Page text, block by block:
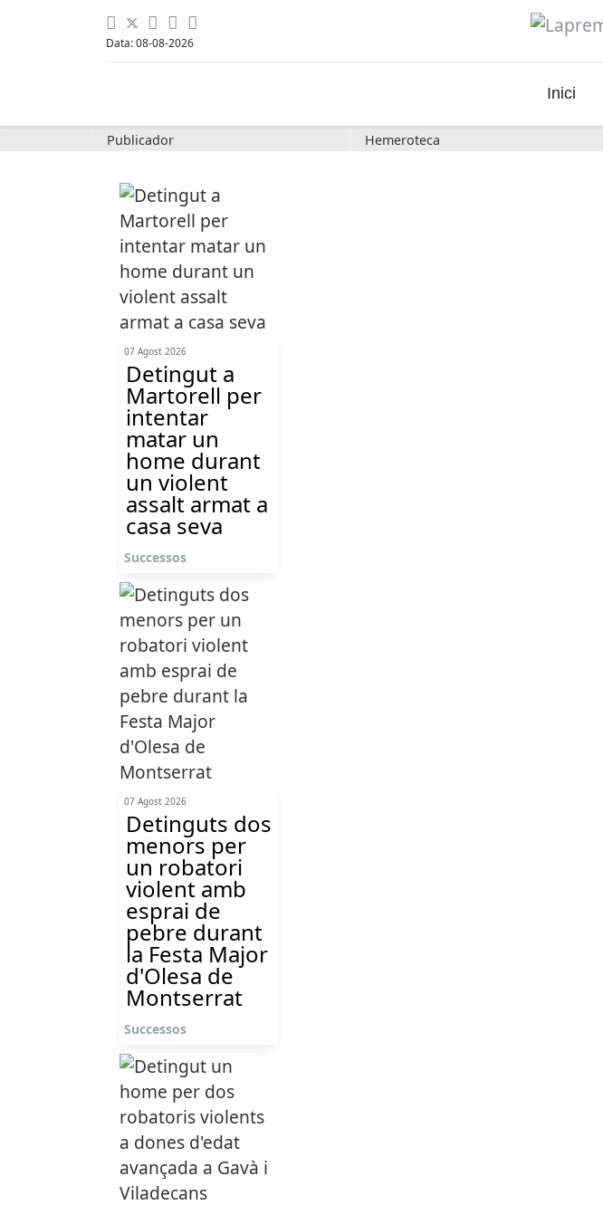
Data: 08-08-2026
Inici
Publicador Hemeroteca
07 Agost 2026
Detingut a
Martorell per
intentar
matar un
home durant
un violent
assalt armat a
casa seva
Successos
07 Agost 2026
Detinguts dos
menors per
un robatori
violent amb
esprai de
pebre durant
la Festa Major
d'Olesa de
Montserrat
Successos